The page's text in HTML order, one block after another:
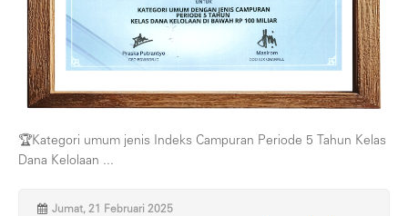
🏆Kategori umum jenis Indeks Campuran Periode 5 Tahun Kelas
Dana Kelolaan ...
Jumat, 21 Februari 2025